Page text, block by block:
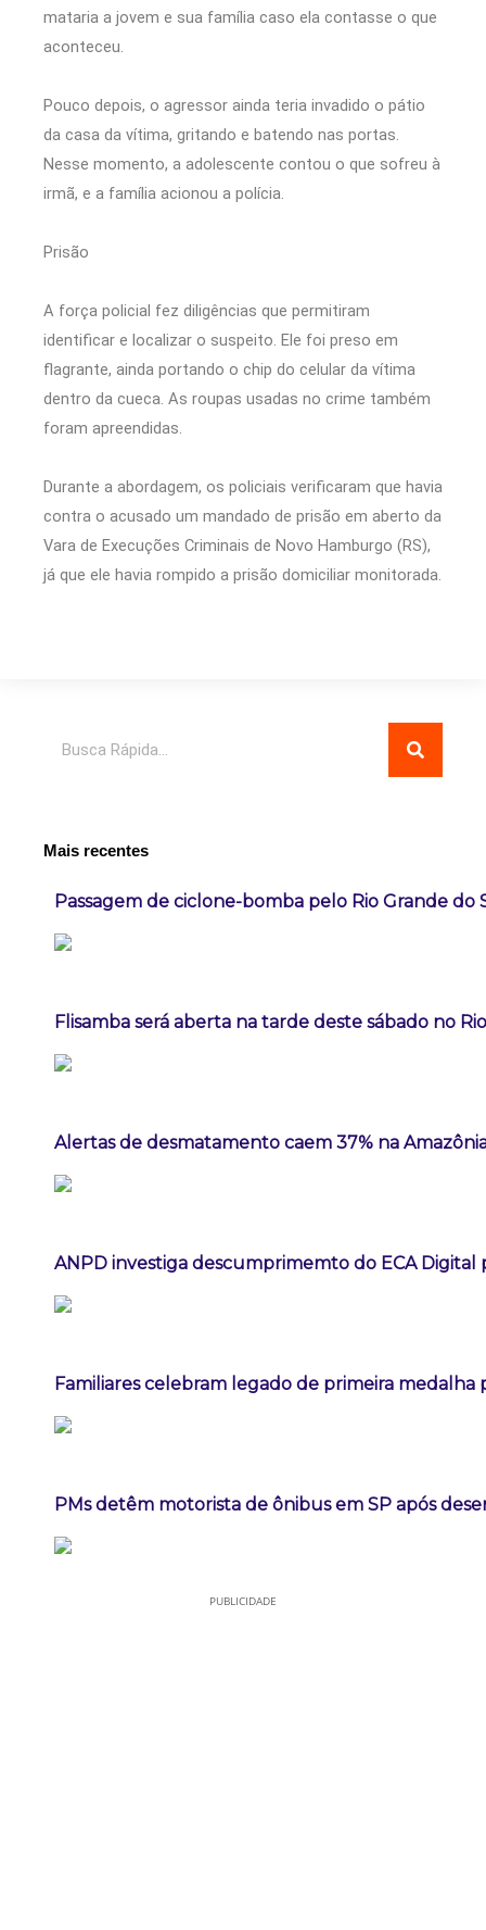
mataria a jovem e sua família caso ela contasse o que
aconteceu.
Pouco depois, o agressor ainda teria invadido o pátio
da casa da vítima, gritando e batendo nas portas.
Nesse momento, a adolescente contou o que sofreu à
irmã, e a família acionou a polícia.
Prisão
A força policial fez diligências que permitiram
identificar e localizar o suspeito. Ele foi preso em
flagrante, ainda portando o chip do celular da vítima
dentro da cueca. As roupas usadas no crime também
foram apreendidas.
Durante a abordagem, os policiais verificaram que havia
contra o acusado um mandado de prisão em aberto da
Vara de Execuções Criminais de Novo Hamburgo (RS),
já que ele havia rompido a prisão domiciliar monitorada.
Mais recentes
Passagem de ciclone-bomba pelo Rio Grande
Flisamba será aberta na tarde deste sábado no
Alertas de desmatamento caem 37% na
ANPD investiga descumprimemto do ECA Digital
Familiares celebram legado de primeira medalha
PMs detêm motorista de ônibus em SP após
PUBLICIDADE